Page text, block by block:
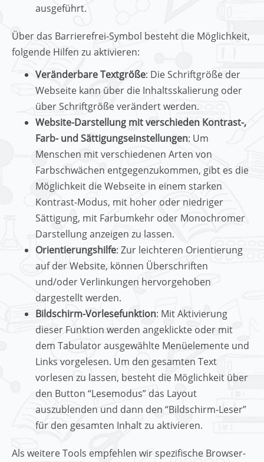
ausgeführt.
Über das Barrierefrei-Symbol besteht die Möglichkeit,
folgende Hilfen zu aktivieren:
Veränderbare Textgröße: Die Schriftgröße der
Webseite kann über die Inhaltsskalierung oder
über Schriftgröße verändert werden.
Website-Darstellung mit verschieden Kontrast-,
Farb- und Sättigungseinstellungen: Um
Menschen mit verschiedenen Arten von
Farbschwächen entgegenzukommen, gibt es die
Möglichkeit die Webseite in einem starken
Kontrast-Modus, mit hoher oder niedriger
Sättigung, mit Farbumkehr oder Monochromer
Darstellung anzeigen zu lassen.
Orientierungshilfe: Zur leichteren Orientierung
auf der Website, können Überschriften
und/oder Verlinkungen hervorgehoben
dargestellt werden.
Bildschirm-Vorlesefunktion: Mit Aktivierung
dieser Funktion werden angeklickte oder mit
dem Tabulator ausgewählte Menüelemente und
Links vorgelesen. Um den gesamten Text
vorlesen zu lassen, besteht die Möglichkeit über
den Button “Lesemodus” das Layout
auszublenden und dann den “Bildschirm-Leser”
für den gesamten Inhalt zu aktivieren.
Als weitere Tools empfehlen wir spezifische Browser-